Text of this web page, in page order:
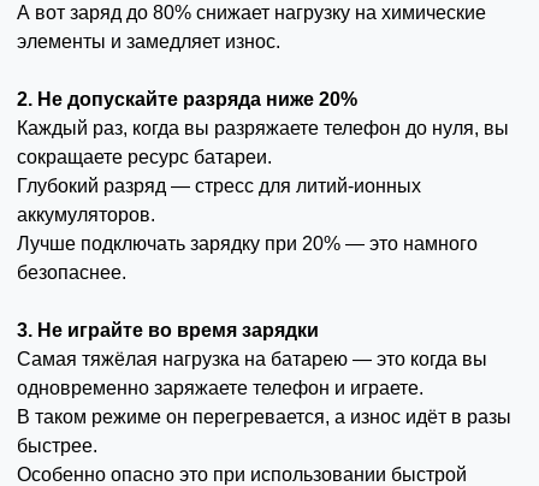
А вот заряд до 80% снижает нагрузку на химические
элементы и замедляет износ.
2. Не допускайте разряда ниже 20%
Каждый раз, когда вы разряжаете телефон до нуля, вы
сокращаете ресурс батареи.
Глубокий разряд — стресс для литий-ионных
аккумуляторов.
Лучше подключать зарядку при 20% — это намного
безопаснее.
3. Не играйте во время зарядки
Самая тяжёлая нагрузка на батарею — это когда вы
одновременно заряжаете телефон и играете.
В таком режиме он перегревается, а износ идёт в разы
быстрее.
Особенно опасно это при использовании быстрой